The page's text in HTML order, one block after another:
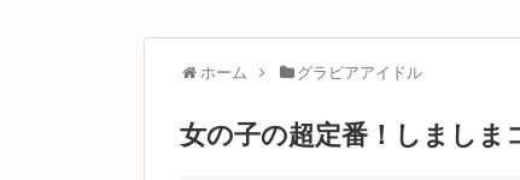
ホーム グラビアアイドル
女の子の超定番！しましま